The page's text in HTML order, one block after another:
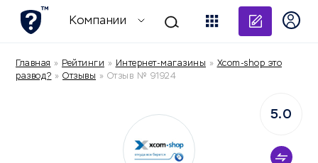
Компании
Главная » Рейтинги » Интернет-магазины » Xcom-shop это
развод? » Отзывы » Отзыв № 91924
5.0